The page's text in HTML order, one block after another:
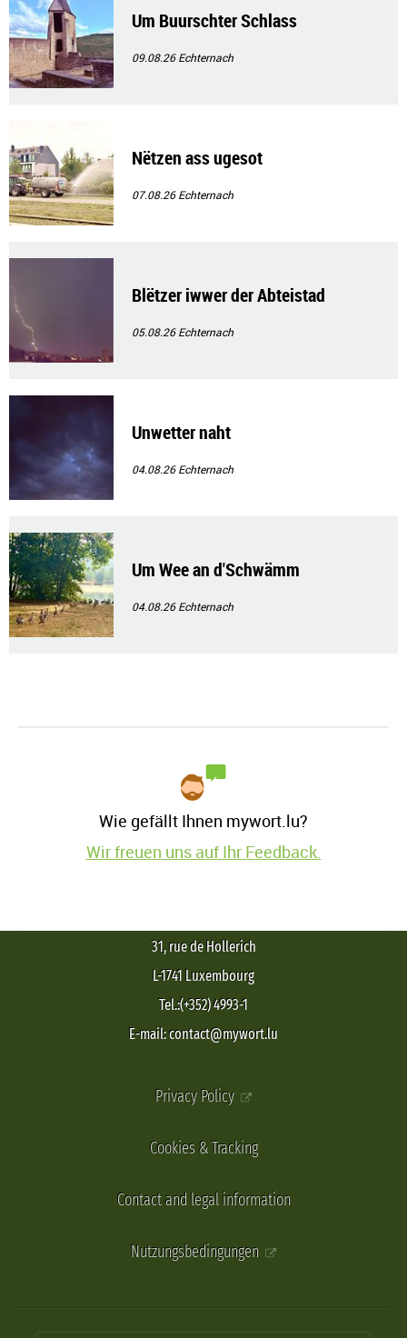
Um Buurschter Schlass
09.08.26Echternach
Nëtzen ass ugesot
07.08.26Echternach
Blëtzer iwwer der Abteistad
05.08.26Echternach
Unwetter naht
04.08.26Echternach
Um Wee an d'Schwämm
04.08.26Echternach
Wie gefällt Ihnen mywort.lu?
Wir freuen uns auf Ihr Feedback.
31, rue de Hollerich
L-1741 Luxembourg
Tel.:(+352) 4993-1
E-mail: contact@mywort.lu
Privacy Policy
Cookies & Tracking
Contact and legal information
Nutzungsbedingungen